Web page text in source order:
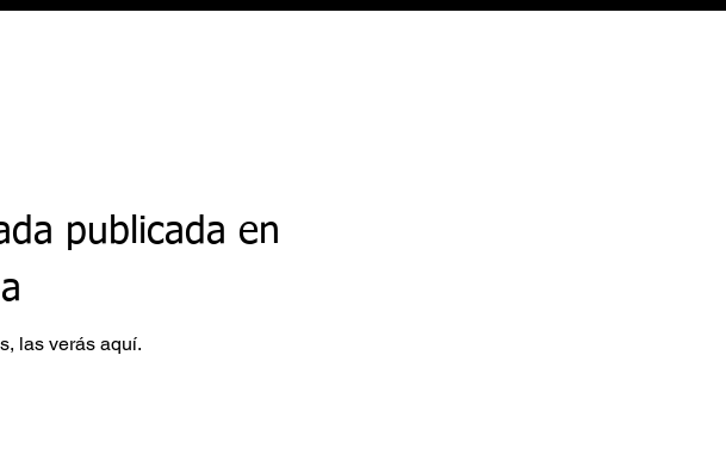
publicada en
las verás aquí.